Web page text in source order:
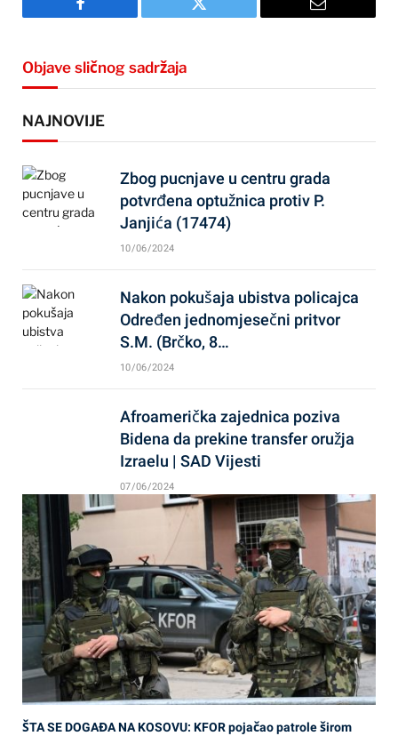
Facebook Twitter Email
Objave sličnog sadržaja
NAJNOVIJE
Zbog pucnjave u centru grada
potvrđena optužnica protiv P.
Janjića (17474)
10/06/2024
Nakon pokušaja ubistva policajca
Određen jednomjesečni pritvor
S.M. (Brčko, 8…
10/06/2024
Afroamerička zajednica poziva
Bidena da prekine transfer oružja
Izraelu | SAD Vijesti
07/06/2024
ŠTA SE DOGAĐA NA KOSOVU: KFOR pojačao patrole širom